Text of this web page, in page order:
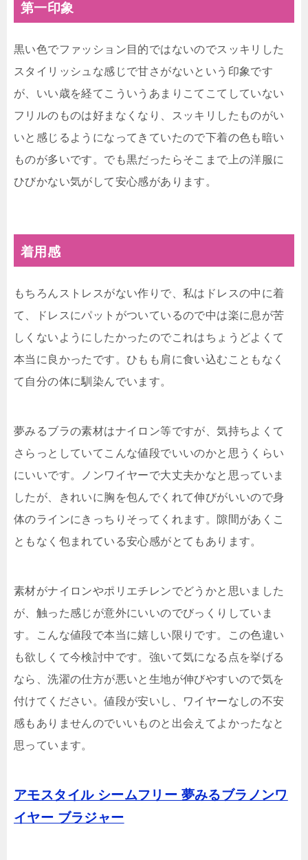
第一印象
黒い色でファッション目的ではないのでスッキリした
スタイリッシュな感じで甘さがないという印象です
が、いい歳を経てこういうあまりこてこてしていない
フリルのものは好まなくなり、スッキリしたものがい
いと感じるようになってきていたので下着の色も暗い
ものが多いです。でも黒だったらそこまで上の洋服に
ひびかない気がして安心感があります。
着用感
もちろんストレスがない作りで、私はドレスの中に着
て、ドレスにパットがついているので中は楽に息が苦
しくないようにしたかったのでこれはちょうどよくて
本当に良かったです。ひもも肩に食い込むこともなく
て自分の体に馴染んでいます。
夢みるブラの素材はナイロン等ですが、気持ちよくて
さらっとしていてこんな値段でいいのかと思うくらい
にいいです。ノンワイヤーで大丈夫かなと思っていま
したが、きれいに胸を包んでくれて伸びがいいので身
体のラインにきっちりそってくれます。隙間があくこ
ともなく包まれている安心感がとてもあります。
素材がナイロンやポリエチレンでどうかと思いました
が、触った感じが意外にいいのでびっくりしていま
す。こんな値段で本当に嬉しい限りです。この色違い
も欲しくて今検討中です。強いて気になる点を挙げる
なら、洗濯の仕方が悪いと生地が伸びやすいので気を
付けてください。値段が安いし、ワイヤーなしの不安
感もありませんのでいいものと出会えてよかったなと
思っています。
アモスタイル シームフリー 夢みるブラノンワ
イヤー ブラジャー